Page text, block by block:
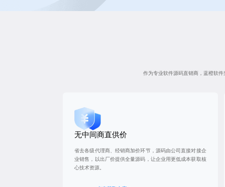
作为专业软件源码直销商，蓝橙软
无中间商直供价
省去各级代理商、经销商加价环节，源码由公司直接对接企
业销售，以出厂价提供全量源码，让企业用更低成本获取核
心技术资源。